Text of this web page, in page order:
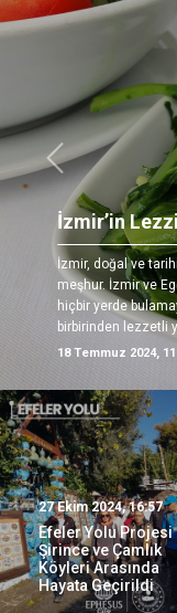
İzmir’in
İzmir, doğal ve
meşhur. İzmir ve
hiçbir yerde
birbirinden lezzetli
18 Temmuz 2024,
Önceki
27 Ekim 2024, 16:57
Efeler Yolu Projesi
Şirince ve Çamlık
Köyleri Arasında
Hayata Geçirildi